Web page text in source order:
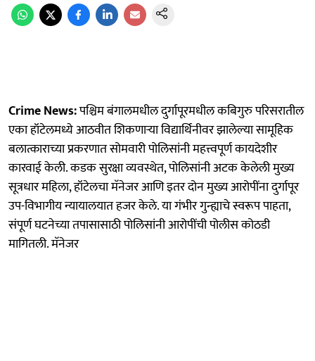
Crime News:पश्चिम बंगालमधील दुर्गापूरमधील कबिगुरु परिसरातील
एका हॉटेलमध्ये आठवीत शिकणाऱ्या विद्यार्थिनीवर झालेल्या सामूहिक
बलात्काराच्या प्रकरणात सोमवारी पोलिसांनी महत्त्वपूर्ण कायदेशीर
कारवाई केली. कडक सुरक्षा व्यवस्थेत, पोलिसांनी अटक केलेली मुख्य
सूत्रधार महिला, हॉटेलचा मॅनेजर आणि इतर दोन मुख्य आरोपींना दुर्गापूर
उप-विभागीय न्यायालयात हजर केले. या गंभीर गुन्ह्याचे स्वरूप पाहता,
संपूर्ण घटनेच्या तपासासाठी पोलिसांनी आरोपींची पोलीस कोठडी
मागितली. मॅनेजर